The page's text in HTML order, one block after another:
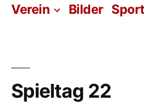
Verein Bilder
Spieltag 22